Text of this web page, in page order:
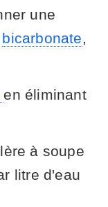
une
bicarbonate,
en éliminant
à soupe
litre d'eau